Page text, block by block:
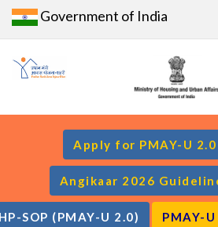
Government of India
Apply for PMAY-U 2.0
Angikaar 2026
SOP (PMAY-U 2.0) PMAY-